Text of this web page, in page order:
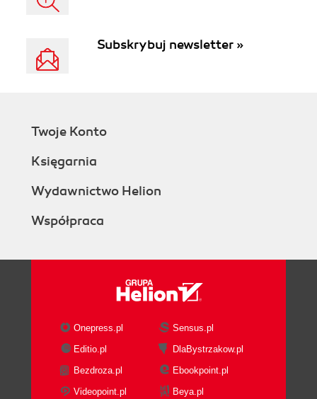
Subskrybuj newsletter »
Twoje Konto
Księgarnia
Wydawnictwo Helion
Współpraca
Onepress.pl
Sensus.pl
Editio.pl
DlaBystrzakow.pl
Bezdroza.pl
Ebookpoint.pl
Videopoint.pl
Beya.pl